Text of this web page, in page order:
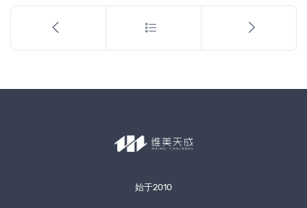
始于2010